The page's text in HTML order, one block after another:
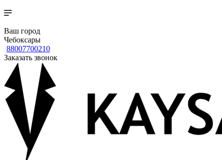
Ваш город
Чебоксары
88007700210
Заказать звонок